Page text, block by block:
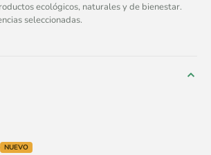
ecológicos, naturales y de bienestar.
seleccionadas.
NUEVO